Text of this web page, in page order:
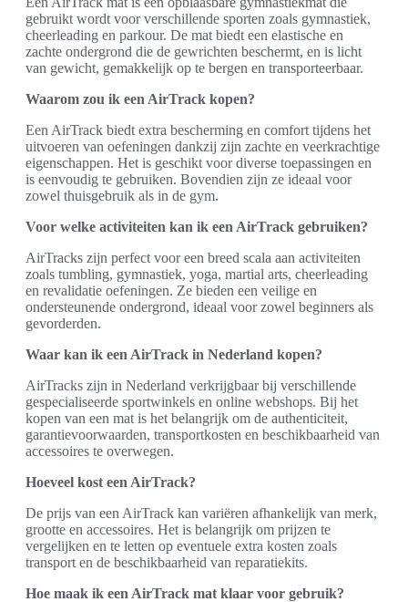
gebruikt wordt voor verschillende sporten zoals gymnastiek,
cheerleading en parkour. De mat biedt een elastische en
zachte ondergrond die de gewrichten beschermt, en is licht
van gewicht, gemakkelijk op te bergen en transporteerbaar.
Waarom zou ik een AirTrack kopen?
Een AirTrack biedt extra bescherming en comfort tijdens het
uitvoeren van oefeningen dankzij zijn zachte en veerkrachtige
eigenschappen. Het is geschikt voor diverse toepassingen en
is eenvoudig te gebruiken. Bovendien zijn ze ideaal voor
zowel thuisgebruik als in de gym.
Voor welke activiteiten kan ik een AirTrack gebruiken?
AirTracks zijn perfect voor een breed scala aan activiteiten
zoals tumbling, gymnastiek, yoga, martial arts, cheerleading
en revalidatie oefeningen. Ze bieden een veilige en
ondersteunende ondergrond, ideaal voor zowel beginners als
gevorderden.
Waar kan ik een AirTrack in Nederland kopen?
AirTracks zijn in Nederland verkrijgbaar bij verschillende
gespecialiseerde sportwinkels en online webshops. Bij het
kopen van een mat is het belangrijk om de authenticiteit,
garantievoorwaarden, transportkosten en beschikbaarheid van
accessoires te overwegen.
Hoeveel kost een AirTrack?
De prijs van een AirTrack kan variëren afhankelijk van merk,
grootte en accessoires. Het is belangrijk om prijzen te
vergelijken en te letten op eventuele extra kosten zoals
transport en de beschikbaarheid van reparatiekits.
Hoe maak ik een AirTrack mat klaar voor gebruik?